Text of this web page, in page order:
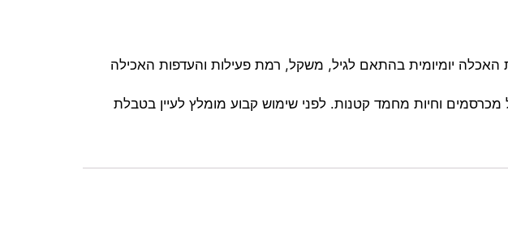
900 גרם, המיועד לשגרת האכלה יומיומית בהתאם לגיל, משקל, רמת פעילות והעדפות האכילה
וחיות מחמד קטנות. לפני שימוש קבוע מומלץ לעיין בטבלת